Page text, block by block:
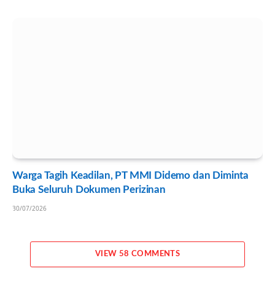
Warga Tagih Keadilan, PT MMI Didemo dan Diminta
Buka Seluruh Dokumen Perizinan
30/07/2026
VIEW 58 COMMENTS